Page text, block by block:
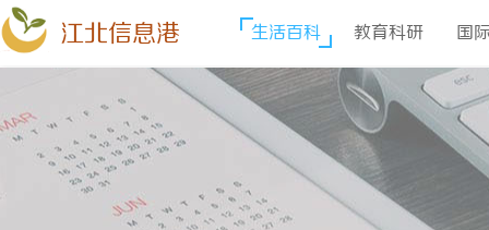
江北信息港 生活百科 教育科研 国